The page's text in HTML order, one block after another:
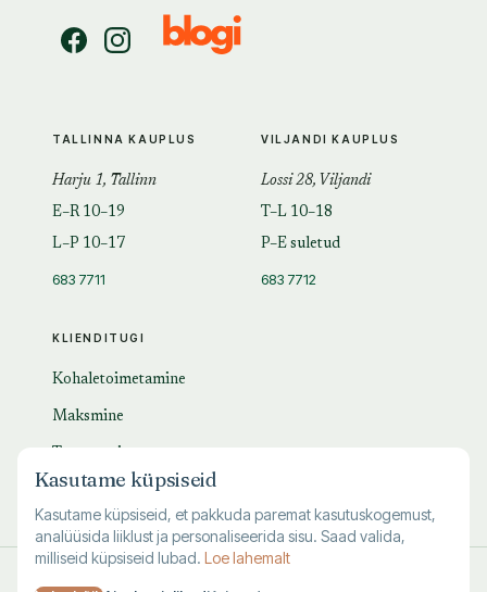
KLIENDITUGI
Kohaletoimetamine
Maksmine
KKK
TALLINNA KAUPLUS
Harju 1, Tallinn
E–R 10–19
L–P 10–17
683 7711
VILJANDI KAUPLUS
Lossi 28, Viljandi
T–L 10–18
P–E suletud
683 7712
Kasutame küpsiseid
Kasutame küpsiseid, et pakkuda paremat kasutuskogemust,
analüüsida liiklust ja personaliseerida sisu. Saad valida,
milliseid küpsiseid lubad. Loe lahemalt